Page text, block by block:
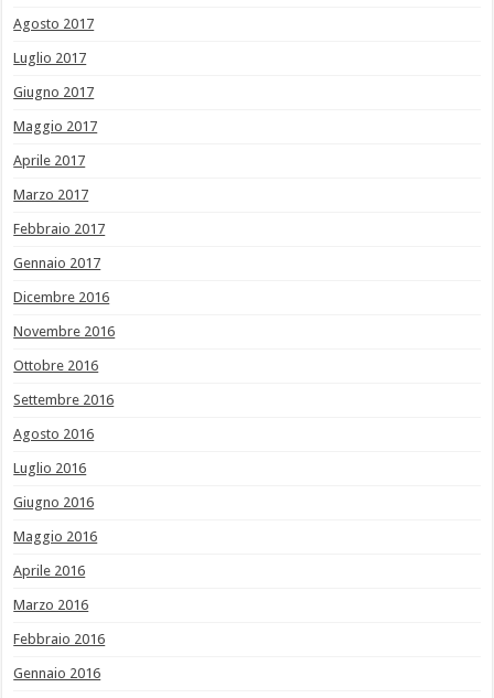
Agosto 2017
Luglio 2017
Giugno 2017
Maggio 2017
Aprile 2017
Marzo 2017
Febbraio 2017
Gennaio 2017
Dicembre 2016
Novembre 2016
Ottobre 2016
Settembre 2016
Agosto 2016
Luglio 2016
Giugno 2016
Maggio 2016
Aprile 2016
Marzo 2016
Febbraio 2016
Gennaio 2016